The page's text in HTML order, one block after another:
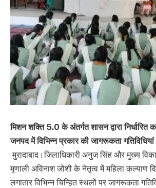
मिशन शक्ति 5.0 के अंतर्गत शासन द्वारा निर्धारित
जनपद में विभिन्न प्रकार की जागरूकता
मुरादाबाद।जिलाधिकारी अनुज सिंह और मुख्य
मृणाली अविनाश जोशी के नेतृत्व में महिला कल्याण
लगातार विभिन्न चिन्हित स्थलों पर जागरूकता